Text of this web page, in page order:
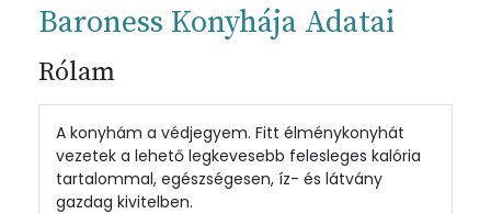
Baroness Konyhája Adatai
Rólam
A konyhám a védjegyem. Fitt élménykonyhát
vezetek a lehető legkevesebb felesleges kalória
tartalommal, egészségesen, íz- és látvány
gazdag kivitelben.